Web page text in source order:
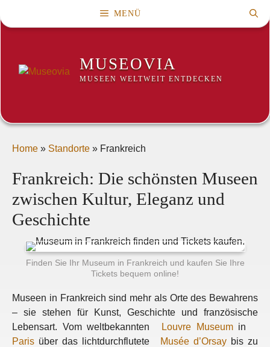
Inhalt
MENÜ
MUSEOVIA
MUSEEN WELTWEIT ENTDECKEN
Home » Standorte » Frankreich
Frankreich: Die schönsten Museen
zwischen Kultur, Eleganz und
Geschichte
Finden Sie Ihr Museum in Frankreich und kaufen Sie Ihre
Tickets bequem online!
Museen in Frankreich sind mehr als Orte des Bewahrens
– sie stehen für Kunst, Geschichte und französische
Lebensart. Vom weltbekannten
Louvre Museumin
Paris über das lichtdurchflutete Musée d’Orsay bis zu